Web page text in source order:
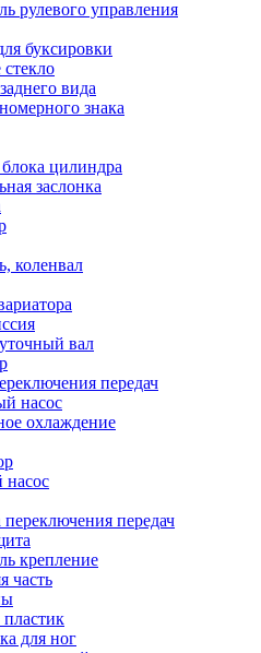
рулевого управления
буксировки
вида
знака
цилиндра
заслонка
коленвал
вал
передач
насос
охлаждение
насос
передач
крепление
часть
для ног